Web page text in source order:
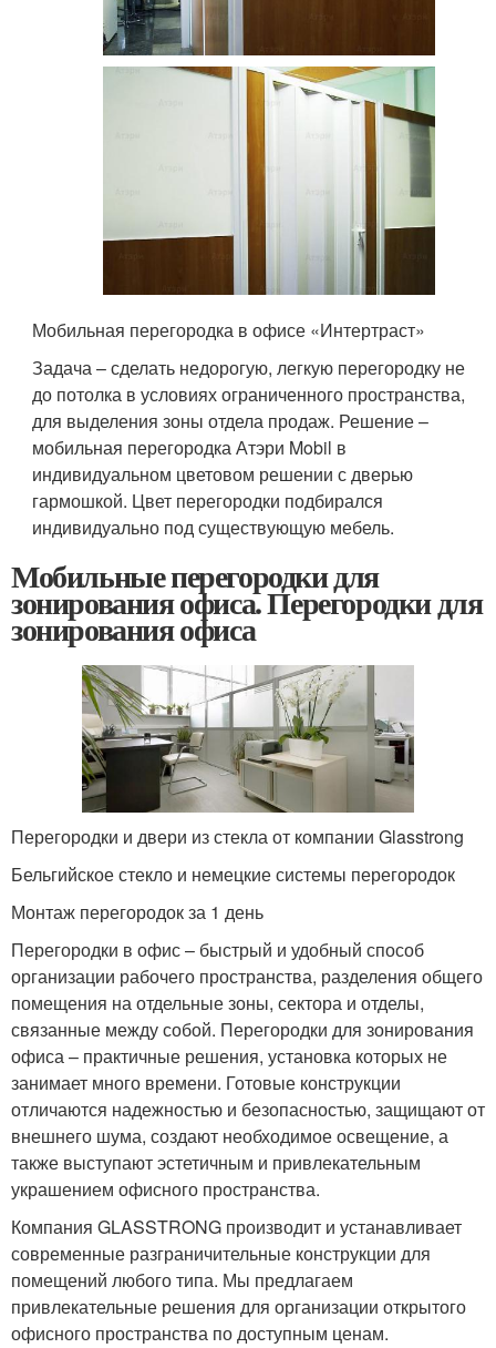
Мобильная перегородка в офисе «Интертраст»
Задача – сделать недорогую, легкую перегородку не
до потолка в условиях ограниченного пространства,
для выделения зоны отдела продаж. Решение –
мобильная перегородка Атэри Mobil в
индивидуальном цветовом решении с дверью
гармошкой. Цвет перегородки подбирался
индивидуально под существующую мебель.
Мобильные перегородки для
зонирования офиса. Перегородки для
зонирования офиса
Перегородки и двери из стекла от компании Glasstrong
Бельгийское стекло и немецкие системы перегородок
Монтаж перегородок за 1 день
Перегородки в офис – быстрый и удобный способ
организации рабочего пространства, разделения общего
помещения на отдельные зоны, сектора и отделы,
связанные между собой. Перегородки для зонирования
офиса – практичные решения, установка которых не
занимает много времени. Готовые конструкции
отличаются надежностью и безопасностью, защищают от
внешнего шума, создают необходимое освещение, а
также выступают эстетичным и привлекательным
украшением офисного пространства.
Компания GLASSTRONG производит и устанавливает
современные разграничительные конструкции для
помещений любого типа. Мы предлагаем
привлекательные решения для организации открытого
офисного пространства по доступным ценам.